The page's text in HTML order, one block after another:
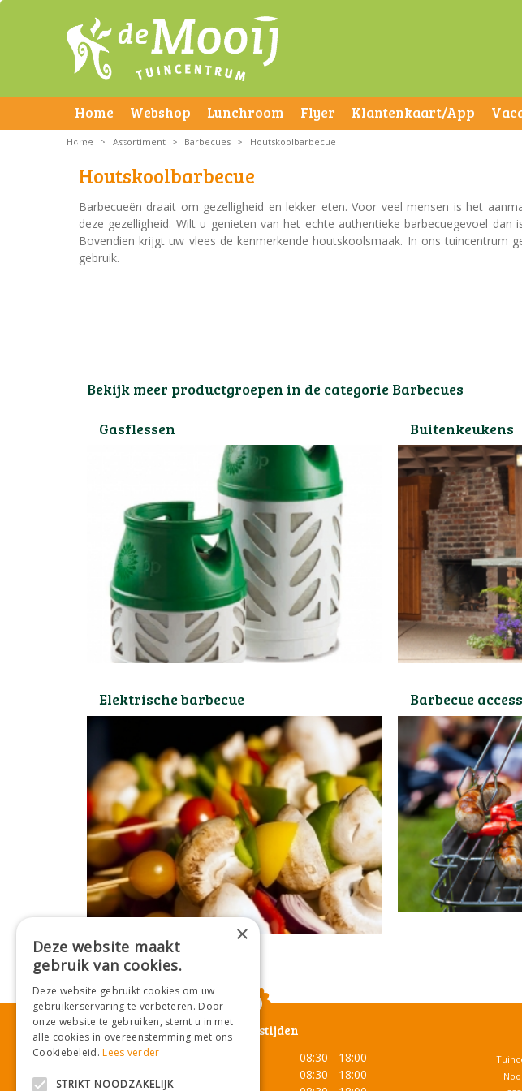
Home Webshop Lunchroom Flyer Klantenkaart/App
Contact
Home > Assortiment > Barbecues > Houtskoolbarbecue
Houtskoolbarbecue
Barbecueën draait om gezelligheid en lekker eten. Voor veel mensen is het
deze gezelligheid. Wilt u genieten van het echte authentieke barbecuegevoel
Bovendien krijgt uw vlees de kenmerkende houtskoolsmaak. In ons tuincentrum
gebruik.
Bekijk meer productgroepen in de categorie Barbecues
Gasflessen Buitenkeukens
Elektrische barbecue Barbecue
Openingstijden
Maandag
08:30 - 18:00
08:30 - 18:00
×
Deze website maakt
gebruik van cookies.
Deze website gebruikt cookies om uw
gebruikerservaring te verbeteren. Door
onze website te gebruiken, stemt u in met
alle cookies in overeenstemming met ons
Cookiebeleid.Lees verder
STRIKT NOODZAKELIJK